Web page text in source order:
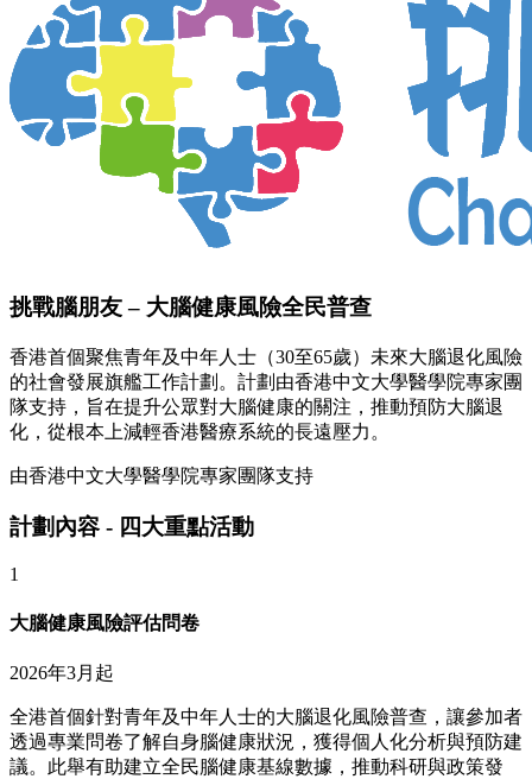
挑戰腦朋友 – 大腦健康風險全民普查
香港首個聚焦青年及中年人士（30至65歲）未來大腦退化風險
的社會發展旗艦工作計劃。計劃由香港中文大學醫學院專家團
隊支持，旨在提升公眾對大腦健康的關注，推動預防大腦退
化，從根本上減輕香港醫療系統的長遠壓力。
由香港中文大學醫學院專家團隊支持
計劃內容 - 四大重點活動
1
大腦健康風險評估問卷
2026年3月起
全港首個針對青年及中年人士的大腦退化風險普查，讓參加者
透過專業問卷了解自身腦健康狀況，獲得個人化分析與預防建
議。此舉有助建立全民腦健康基線數據，推動科研與政策發